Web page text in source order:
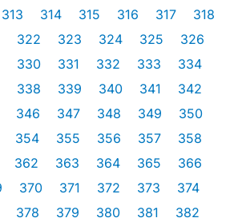
313 314 315 316 317
318
322 323 324 325
326
330 331 332 333
334
338 339 340 341
342
346 347 348 349
350
354 355 356 357
358
362 363 364 365
366
370 371 372 373
374
378 379 380 381
382